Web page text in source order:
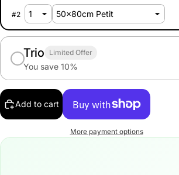
#2
Trio Limited Offer
You save 10%
Add to cart
More payment options